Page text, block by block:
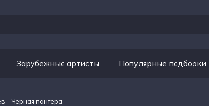
Зарубежные артисты Популярные подборки
- Черная пантера